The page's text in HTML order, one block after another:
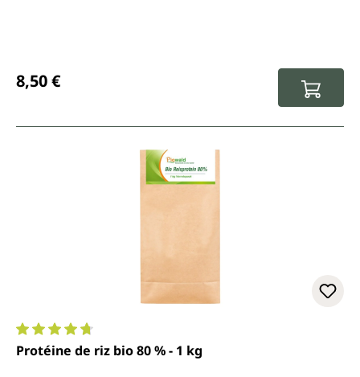
8,50 €
Note moyenne de 4.7 sur 5 étoiles
Protéine de riz bio 80 % - 1 kg